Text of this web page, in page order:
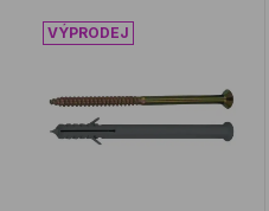
Hmoždinka DQ KOK